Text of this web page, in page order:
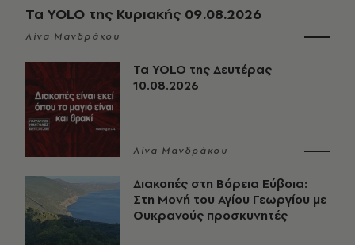
Τα YOLO της Κυριακής 09.08.2026
Λίνα Μανδράκου
Τα YOLO της Δευτέρας
10.08.2026
Λίνα Μανδράκου
Διακοπές στη Βόρεια Εύβοια:
Στη Μονή του Αγίου Γεωργίου με
Ουκρανούς προσκυνητές